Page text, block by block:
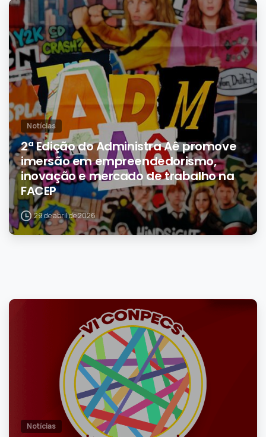
0
Notícias
2ª Edição do Administra Aê promove
imersão em empreendedorismo,
inovação e mercado de trabalho na
FACEP
29 de abril de 2026
Notícias